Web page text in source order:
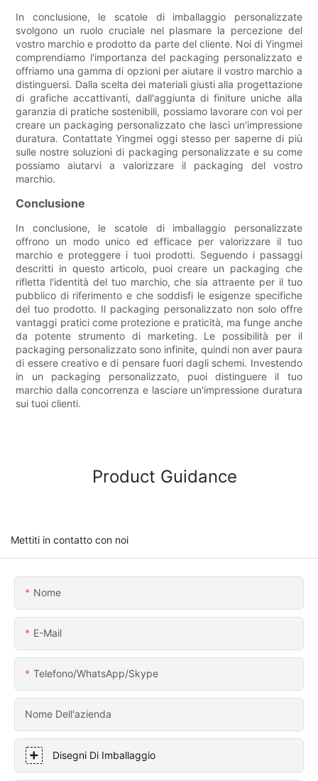
In conclusione, le scatole di imballaggio personalizzate
svolgono un ruolo cruciale nel plasmare la percezione del
vostro marchio e prodotto da parte del cliente. Noi di Yingmei
comprendiamo l'importanza del packaging personalizzato e
offriamo una gamma di opzioni per aiutare il vostro marchio a
distinguersi. Dalla scelta dei materiali giusti alla progettazione
di grafiche accattivanti, dall'aggiunta di finiture uniche alla
garanzia di pratiche sostenibili, possiamo lavorare con voi per
creare un packaging personalizzato che lasci un'impressione
duratura. Contattate Yingmei oggi stesso per saperne di più
sulle nostre soluzioni di packaging personalizzate e su come
possiamo aiutarvi a valorizzare il packaging del vostro
marchio.
Conclusione
In conclusione, le scatole di imballaggio personalizzate
offrono un modo unico ed efficace per valorizzare il tuo
marchio e proteggere i tuoi prodotti. Seguendo i passaggi
descritti in questo articolo, puoi creare un packaging che
rifletta l'identità del tuo marchio, che sia attraente per il tuo
pubblico di riferimento e che soddisfi le esigenze specifiche
del tuo prodotto. Il packaging personalizzato non solo offre
vantaggi pratici come protezione e praticità, ma funge anche
da potente strumento di marketing. Le possibilità per il
packaging personalizzato sono infinite, quindi non aver paura
di essere creativo e di pensare fuori dagli schemi. Investendo
in un packaging personalizzato, puoi distinguere il tuo
marchio dalla concorrenza e lasciare un'impressione duratura
sui tuoi clienti.
Product Guidance
Mettiti in contatto con noi
Nome
E-Mail
Telefono/WhatsApp/Skype
Nome Dell'azienda
Disegni Di Imballaggio